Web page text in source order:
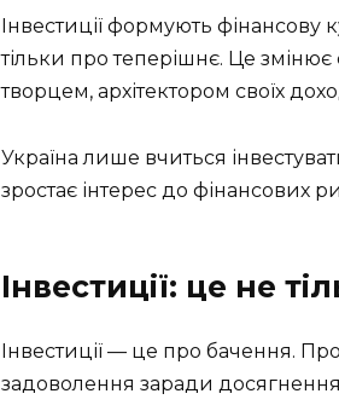
Інвестиції формують
тільки про теперішнє. Це
творцем, архітектором своїх
Україна лише вчиться
зростає інтерес до фінансових
Інвестиції: це не
Інвестиції — це про бачення.
задоволення заради